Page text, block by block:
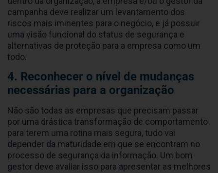
campanha deve realizar um levantamento dos
riscos mais iminentes para o negócio, e já possuir
uma visão funcional do status de segurança e
alternativas de proteção para a empresa como um
todo.
4. Reconhecer o nível de mudanças
necessárias para a organização
Não são todas as empresas que precisam passar
por uma drástica transformação de comportamento
para terem uma rotina mais segura, tudo vai
depender da maturidade em que se encontram no
processo de segurança da informação. Um bom
gestor deve avaliar isso para apresentar as melhores